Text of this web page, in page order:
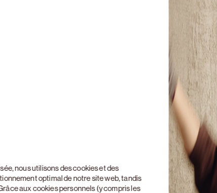
nous utilisons des cookies et des
optimal de notre site web, tandis
aux cookies personnels (y compris les